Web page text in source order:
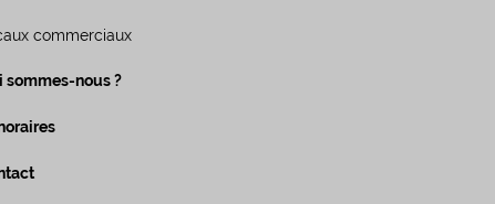
commerciaux
sommes-nous ?